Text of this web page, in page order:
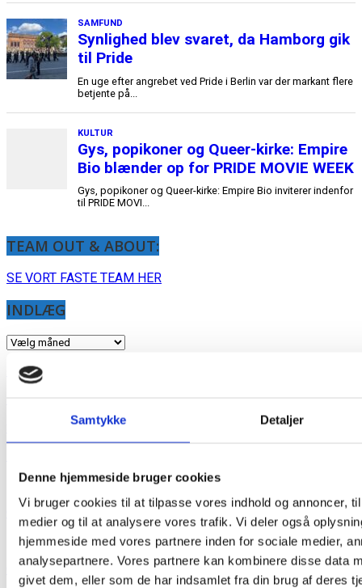
Samtykke Detaljer
Denne hjemmeside bruger cookies
Vi bruger cookies til at tilpasse vores indhold og annoncer,
medier og til at analysere vores trafik. Vi deler også
hjemmeside med vores partnere inden for sociale medier,
analysepartnere. Vores partnere kan kombinere disse data
givet dem, eller som de har indsamlet fra din brug af deres
TEAM OUT & ABOUT:
SE VORT FASTE TEAM HER
INDLÆG
INDLÆG
Medieinfo banner
Samlede Medieinfo
Out & About blad arkiv
Out & About - Copenhagen LGBT+ Guide